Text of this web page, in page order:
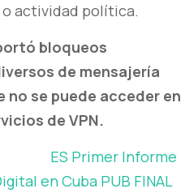
actividad política.
bloqueos
de mensajería
no se puede acceder en
de VPN.
ES Primer Informe
en Cuba PUB FINAL